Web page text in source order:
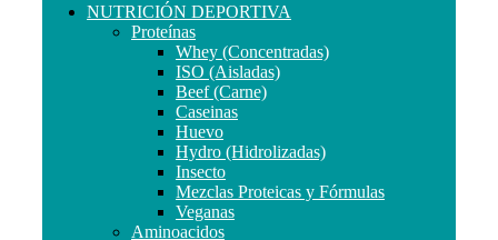
NUTRICIÓN DEPORTIVA
Proteínas
Whey (Concentradas)
ISO (Aisladas)
Beef (Carne)
Caseinas
Huevo
Hydro (Hidrolizadas)
Insecto
Mezclas Proteicas y Fórmulas
Veganas
Aminoacidos